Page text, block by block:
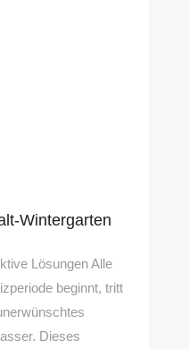
Wintergarten
Lösungen Alle
beginnt, tritt
Dieses